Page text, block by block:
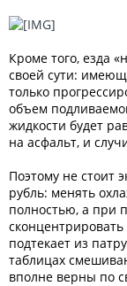
Кроме того, езда
своей сути:
только
объем
жидкости будет
на асфальт, и
Поэтому не стоит
рубль: менять
полностью, а при
подтекает из
таблицах
вполне верны по